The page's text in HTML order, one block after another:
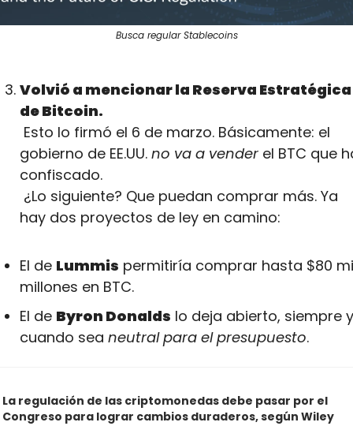
Busca regular Stablecoins
Volvió a mencionar la Reserva Estratégica
de Bitcoin.
gobierno de EE.UU. no va a vender el BTC que
confiscado.
hay dos proyectos de ley en camino:
El de Lummis permitiría comprar hasta $80
millones en BTC.
El de Byron Donalds lo deja abierto, siempre y
cuando sea neutral para el presupuesto.
La regulación de las criptomonedas debe pasar por el
Congreso para lograr cambios duraderos, según Wiley